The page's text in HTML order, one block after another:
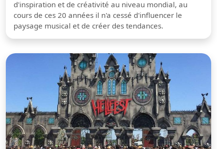
d'inspiration et de créativité au niveau mondial, au
cours de ces 20 années il n'a cessé d'influencer le
paysage musical et de créer des tendances.